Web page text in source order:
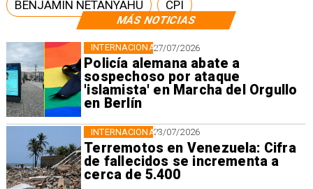
MÁS NOTICIAS
27/07/2026
Policía alemana abate a
sospechoso por ataque
'islamista' en Marcha del Orgullo
en Berlín
INTERNACIONAL
23/07/2026
Terremotos en Venezuela: Cifra
de fallecidos se incrementa a
cerca de 5.400
INTERNACIONAL
BENJAMÍN NETANYAHU CPI